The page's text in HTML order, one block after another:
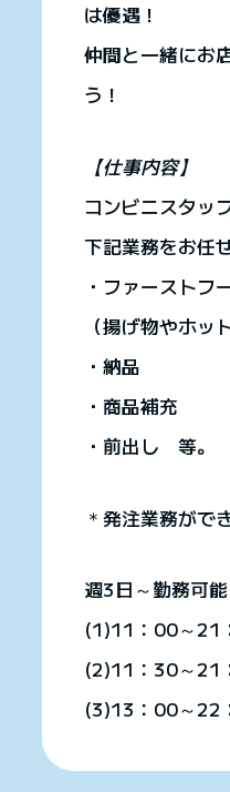
は優遇！
仲間と一緒にお
う！
【仕事内容】
コンビニスタッ
下記業務をお任
・ファーストフ
（揚げ物やホッ
・納品
・商品補充
・前出し 等。
＊発注業務がで
週3日～勤務可能
(1)11：00～21
(2)11：30～21
(3)13：00～22